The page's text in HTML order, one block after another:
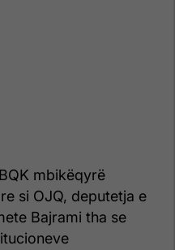
mbikëqyrë
si OJQ, deputetja e
Bajrami tha se